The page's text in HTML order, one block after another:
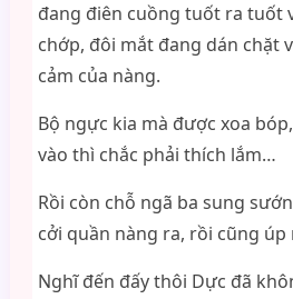
đang điên cuồng tuốt ra tuốt
chớp, đôi mắt đang dán chặt
cảm của nàng.
Bộ ngực kia mà được xoa
vào thì chắc phải thích lắm…
Rồi còn chỗ ngã ba sung
cởi quần nàng ra, rồi cũng
Nghĩ đến đấy thôi Dực đã